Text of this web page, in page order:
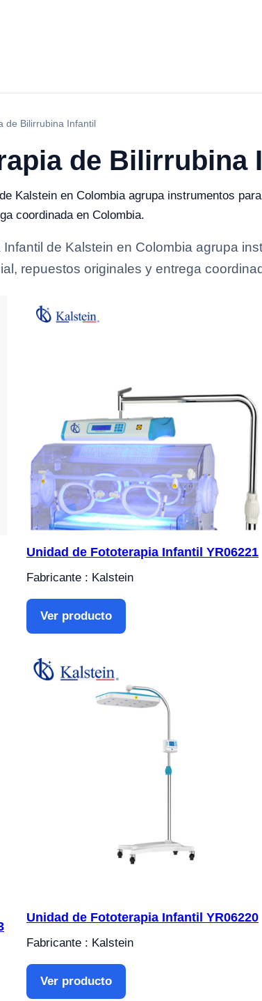
de Bilirrubina Infantil
de Bilirrubina
Kalstein en Colombia agrupa instrumentos
coordinada en Colombia.
de Kalstein en Colombia agrupa
repuestos originales y entrega
Unidad de Fototerapia Infantil YR06221
Fabricante : Kalstein
Ver producto
Unidad de Fototerapia Infantil YR06220
Fabricante : Kalstein
Ver producto